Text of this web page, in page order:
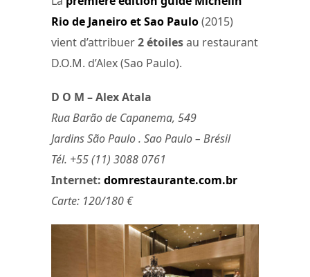
Rio de Janeiro et Sao Paulo(2015)
vient d’attribuer2 étoilesau restaurant
D.O.M. d’Alex (Sao Paulo).
D O M – Alex Atala
Rua Barão de Capanema, 549
Jardins São Paulo . Sao Paulo – Brésil
Tél. +55 (11) 3088 0761
Internet: domrestaurante.com.br
Carte: 120/180 €